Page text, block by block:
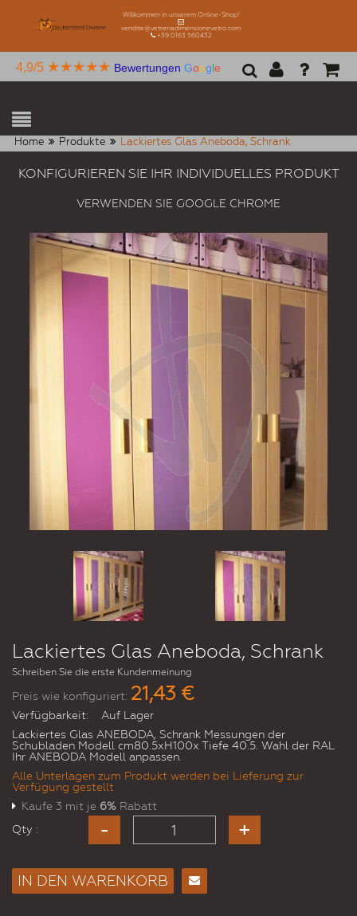
Willkommen in unserem Online-Shop!
vendite@vetreriadimensionevetro.com
+39 0163 560432
4,9/5 ★★★★★ Bewertungen Google
Home Produkte Lackiertes Glas Aneboda, Schrank
KONFIGURIEREN SIE IHR INDIVIDUELLES PRODUKT
VERWENDEN SIE GOOGLE CHROME
Lackiertes Glas Aneboda, Schrank
Schreiben Sie die erste Kundenmeinung
Preis wie konfiguriert: 21,43 €
Verfügbarkeit:
Auf Lager
Lackiertes Glas ANEBODA, Schrank Messungen der
Schubladen Modell cm80.5xH100x Tiefe 40.5. Wahl der RAL
Ihr ANEBODA Modell anpassen.
Alle Unterlagen zum Produkt werden bei Lieferung zur
Verfügung gestellt
Kaufe 3 mit je 6% Rabatt
Qty :
IN DEN WARENKORB